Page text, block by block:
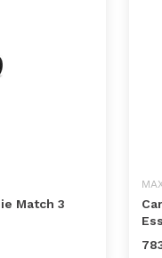
Match 3